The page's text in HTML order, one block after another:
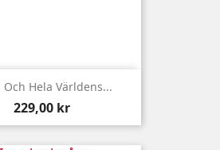
Hela Världens...
Pris
229,00 kr